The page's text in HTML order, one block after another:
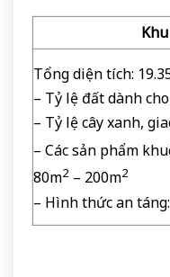
Tổng diện tích:
– Tỷ lệ đất dành
– Tỷ lệ cây xanh,
– Các sản phẩm
80m2 – 200m2
– Hình thức an